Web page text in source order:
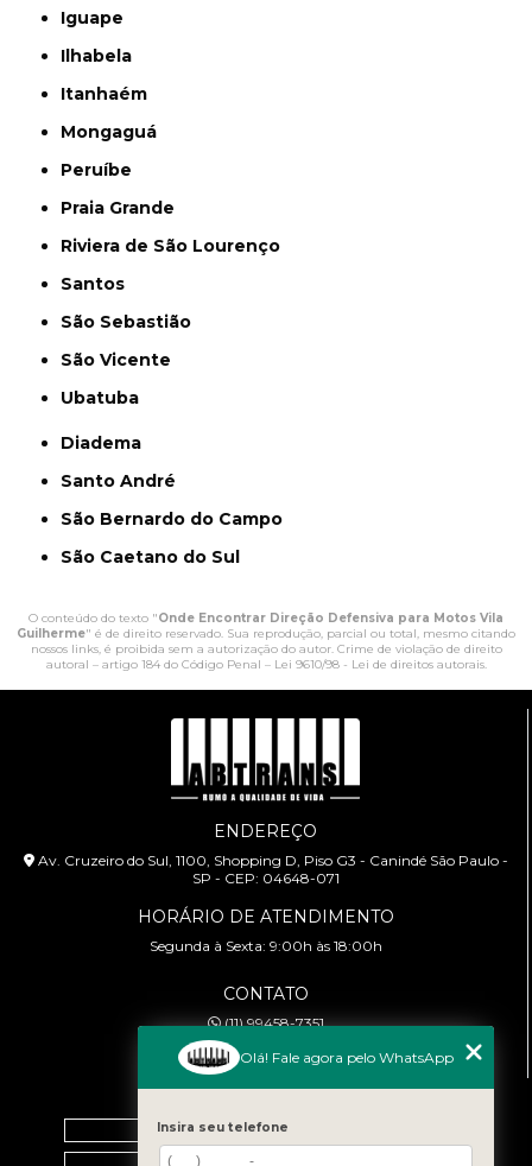
Iguape
Ilhabela
Itanhaém
Mongaguá
Peruíbe
Praia Grande
Riviera de São Lourenço
Santos
São Sebastião
São Vicente
Ubatuba
Diadema
Santo André
São Bernardo do Campo
São Caetano do Sul
O conteúdo do texto "Onde Encontrar Direção Defensiva para Motos Vila
Guilherme" é de direito reservado. Sua reprodução, parcial ou total, mesmo citando
nossos links, é proibida sem a autorização do autor. Crime de violação de direito
autoral – artigo 184 do Código Penal – Lei 9610/98 - Lei de direitos autorais.
ENDEREÇO
Av. Cruzeiro do Sul, 1100, Shopping D, Piso G3 - Canindé São Paulo -
SP - CEP: 04648-071
HORÁRIO DE ATENDIMENTO
Segunda à Sexta: 9:00h às 18:00h
CONTATO
(11) 99458-7351
cursoabtrans@gmail.com
Home
Olá! Fale agora pelo WhatsApp
Insira seu telefone